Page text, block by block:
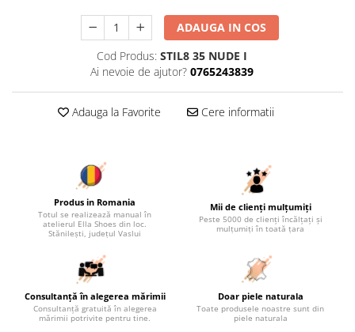
ADAUGA IN COS
Cod Produs: STIL8 35 NUDE I
Ai nevoie de ajutor? 0765243839
Adauga la Favorite Cere informatii
Produs in Romania
Totul se realizează manual în
atelierul Ella Shoes din loc.
Stănilești, județul Vaslui
Mii de clienți mulțumiți
Peste 5000 de clienți încălțați și
mulțumiți în toată țara
Consultanță în alegerea mărimii
Consultanță gratuită în alegerea
mărimii potrivite pentru tine.
Doar piele naturala
Toate produsele noastre sunt din
piele naturala